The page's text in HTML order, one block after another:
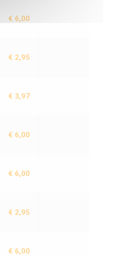
€ 6,00
€ 2,95
€ 3,97
€ 6,00
€ 6,00
€ 2,95
€ 6,00